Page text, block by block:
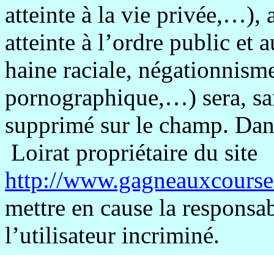
atteinte à la vie privée,…),
atteinte à l’ordre public et
haine raciale,
pornographique,…) sera,
supprimé sur le champ.
Loirat propriétaire du site
http://
mettre en cause la
l’utilisateur incriminé.